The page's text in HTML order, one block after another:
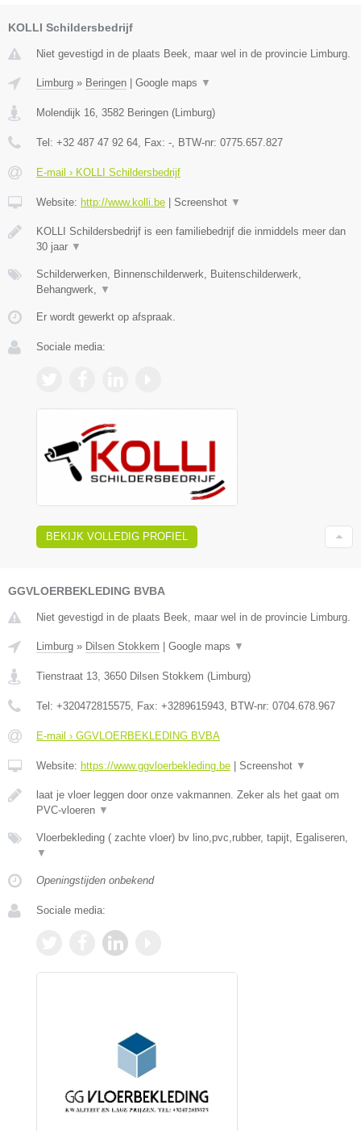
KOLLI Schildersbedrijf
Niet gevestigd in de plaats Beek, maar wel in de provincie Limburg.
Limburg » Beringen Google maps ▼
Molendijk 16, 3582 Beringen (Limburg)
Tel: +32 487 47 92 64, Fax: -, BTW-nr: 0775.657.827
E-mail › KOLLI Schildersbedrijf
Website: http://www.kolli.be Screenshot ▼
KOLLI Schildersbedrijf is een familiebedrijf die inmiddels meer dan
30 jaar ▼
Schilderwerken, Binnenschilderwerk, Buitenschilderwerk,
Behangwerk, ▼
Er wordt gewerkt op afspraak.
Sociale media:
BEKIJK VOLLEDIG PROFIEL
GGVLOERBEKLEDING BVBA
Niet gevestigd in de plaats Beek, maar wel in de provincie Limburg.
Limburg » Dilsen Stokkem Google maps ▼
Tienstraat 13, 3650 Dilsen Stokkem (Limburg)
Tel: +320472815575, Fax: +3289615943, BTW-nr: 0704.678.967
E-mail › GGVLOERBEKLEDING BVBA
Website: https://www.ggvloerbekleding.be Screenshot ▼
laat je vloer leggen door onze vakmannen. Zeker als het gaat om
PVC-vloeren ▼
Vloerbekleding ( zachte vloer) bv lino,pvc,rubber, tapijt, Egaliseren,
▼
Openingstijden onbekend
Sociale media: